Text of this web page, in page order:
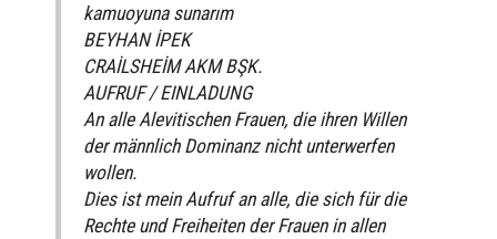
kamuoyuna sunarım
BEYHAN İPEK
CRAİLSHEİM AKM BŞK.
AUFRUF / EINLADUNG
An alle Alevitischen Frauen, die ihren Willen
der männlich Dominanz nicht unterwerfen
wollen.
Dies ist mein Aufruf an alle, die sich für die
Rechte und Freiheiten der Frauen in allen